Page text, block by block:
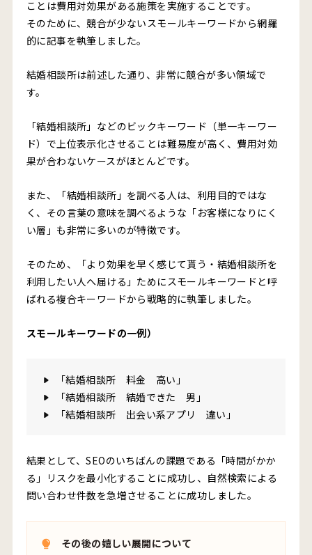
ことは費用対効果がある施策を実施することです。
そのために、競合が少ないスモールキーワードから網羅
的に記事を執筆しました。
結婚相談所は前述した通り、非常に競合が多い領域で
す。
「結婚相談所」などのビックキーワード（単一キーワー
ド）で上位表示化させることは難易度が高く、費用対効
果が合わないケースがほとんどです。
また、「結婚相談所」を調べる人は、利用目的ではな
く、その言葉の意味を調べるような「お客様になりにく
い層」も非常に多いのが特徴です。
そのため、「より効果を早く感じて貰う・結婚相談所を
利用したい人へ届ける」ためにスモールキーワードと呼
ばれる複合キーワードから戦略的に執筆しました。
スモールキーワードの一例）
「結婚相談所 料金 高い」
「結婚相談所 結婚できた 男」
「結婚相談所 出会い系アプリ 違い」
結果として、SEOのいちばんの課題である「時間がかか
る」リスクを最小化することに成功し、自然検索による
問い合わせ件数を急増させることに成功しました。
その後の嬉しい展開について